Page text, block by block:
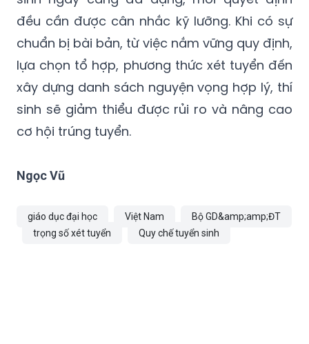
đều cần được cân nhắc kỹ lưỡng. Khi có sự
chuẩn bị bài bản, từ việc nắm vững quy định,
lựa chọn tổ hợp, phương thức xét tuyển đến
xây dựng danh sách nguyện vọng hợp lý, thí
sinh sẽ giảm thiểu được rủi ro và nâng cao
cơ hội trúng tuyển.
Ngọc Vũ
giáo dục đại học Việt Nam
Bộ GD&amp;amp;ĐT
trọng số xét tuyển
Quy chế tuyển sinh